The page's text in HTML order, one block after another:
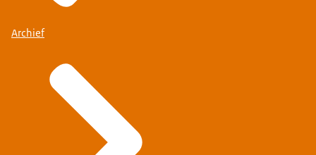
Archief